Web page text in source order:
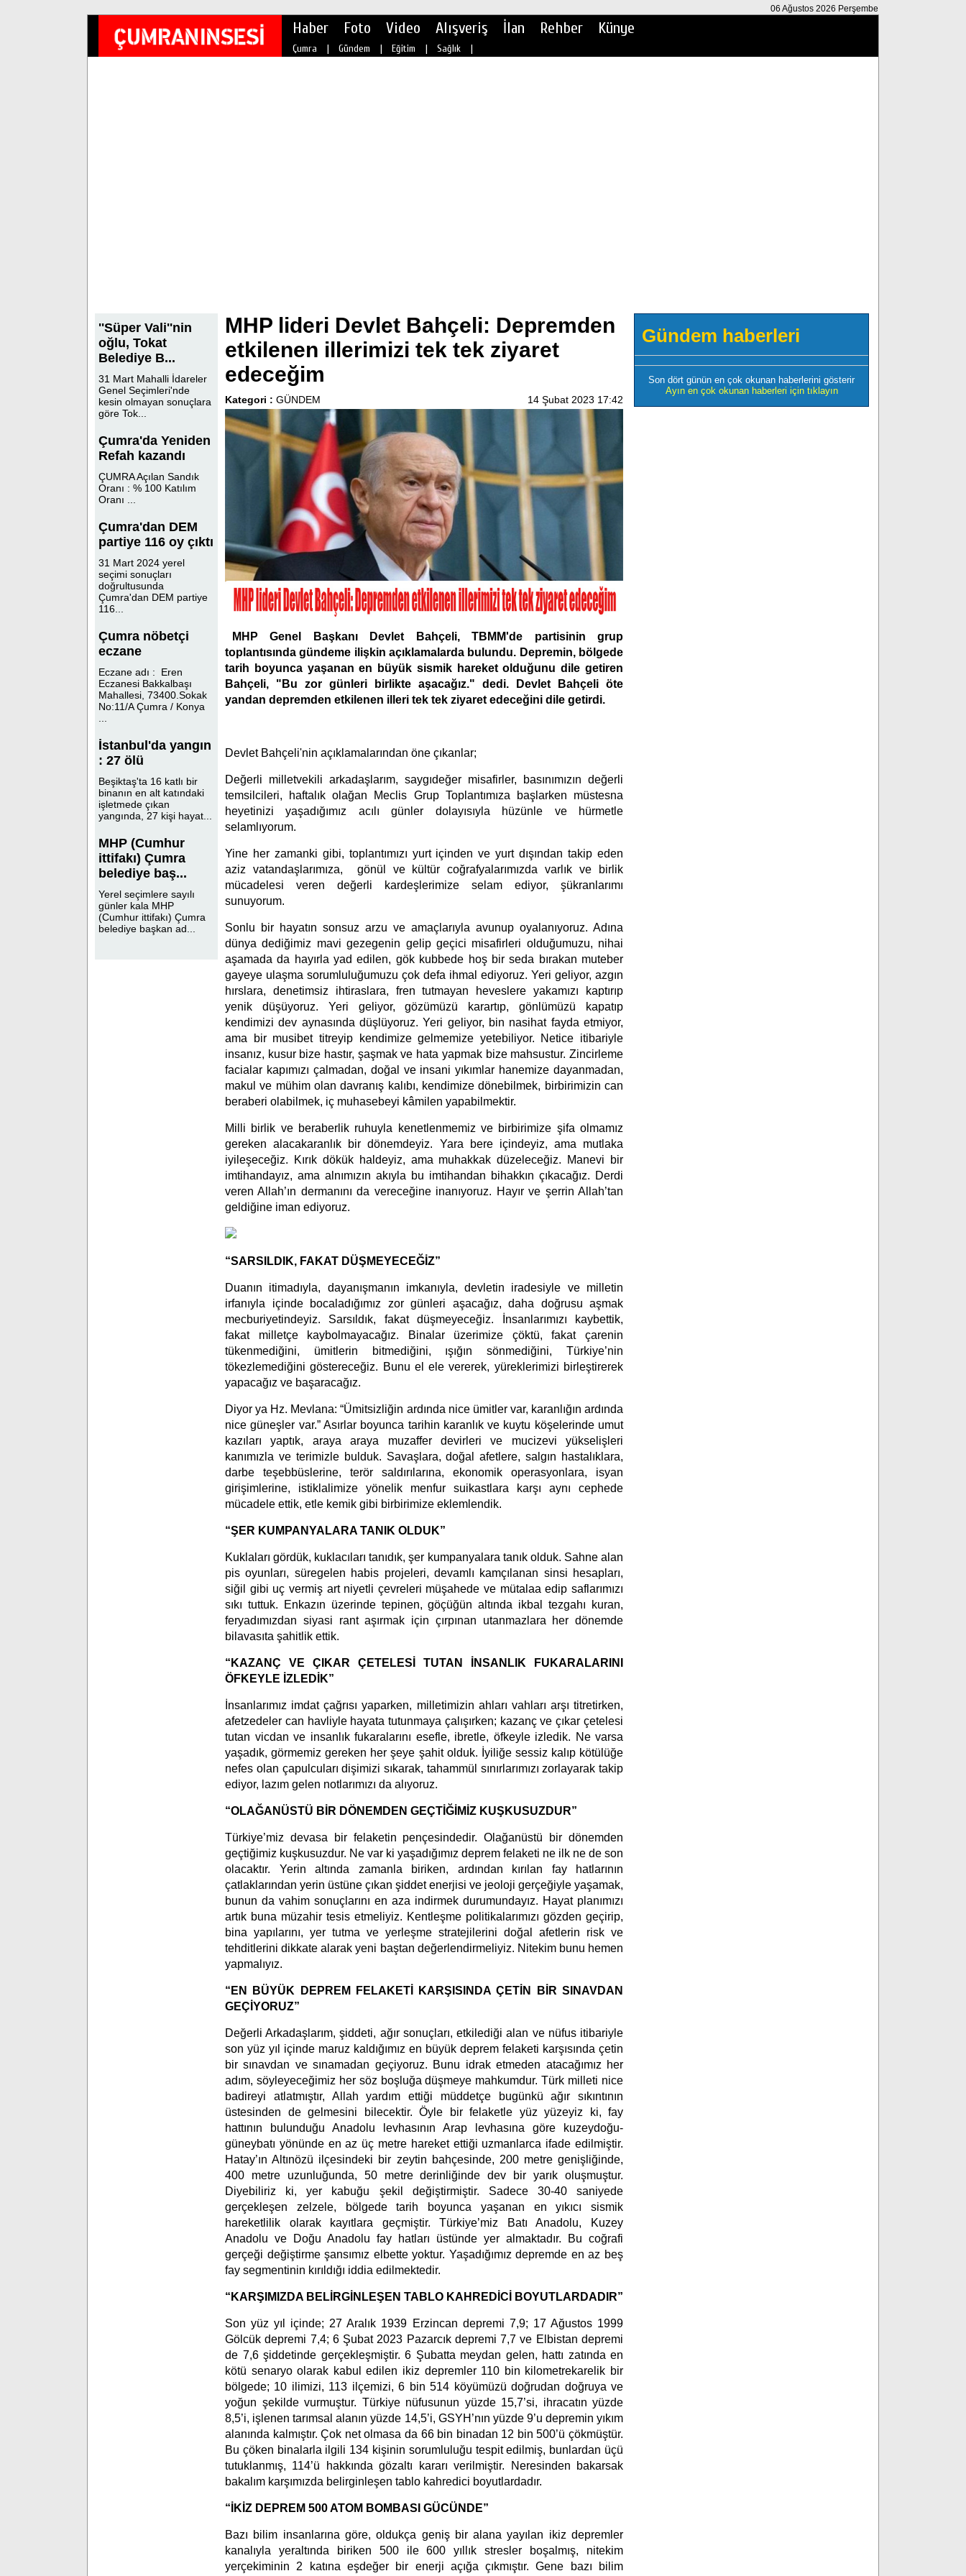
06 Ağustos 2026 Perşembe
Haber Foto Video Alışveriş İlan Rehber Künye
Çumra | Gündem | Eğitim | Sağlık |
''Süper Vali''nin
oğlu, Tokat
Belediye B...
31 Mart Mahalli İdareler
Genel Seçimleri'nde
kesin olmayan sonuçlara
göre Tok...
Çumra'da Yeniden
Refah kazandı
ÇUMRA Açılan Sandık
Oranı : % 100 Katılım
Oranı ...
Çumra'dan DEM
partiye 116 oy çıktı
31 Mart 2024 yerel
seçimi sonuçları
doğrultusunda
Çumra'dan DEM partiye
116...
Çumra nöbetçi
eczane
Eczane adı : Eren
Eczanesi Bakkalbaşı
Mahallesi, 73400.Sokak
No:11/A Çumra / Konya
İstanbul'da yangın
: 27 ölü
Beşiktaş'ta 16 katlı bir
binanın en alt katındaki
işletmede çıkan
yangında, 27 kişi hayat...
MHP (Cumhur
ittifakı) Çumra
belediye baş...
Yerel seçimlere sayılı
günler kala MHP
(Cumhur ittifakı) Çumra
belediye başkan ad...
MHP lideri Devlet Bahçeli: Depremden
etkilenen illerimizi tek tek ziyaret
edeceğim
Kategori : GÜNDEM 14 Şubat 2023 17:42
MHP Genel Başkanı Devlet Bahçeli, TBMM'de partisinin grup
toplantısında gündeme ilişkin açıklamalarda bulundu. Depremin, bölgede
tarih boyunca yaşanan en büyük sismik hareket olduğunu dile getiren
Bahçeli, "Bu zor günleri birlikte aşacağız." dedi. Devlet Bahçeli öte
yandan depremden etkilenen illeri tek tek ziyaret edeceğini dile getirdi.
Devlet Bahçeli'nin açıklamalarından öne çıkanlar;
Değerli milletvekili arkadaşlarım, saygıdeğer misafirler, basınımızın değerli
temsilcileri, haftalık olağan Meclis Grup Toplantımıza başlarken müstesna
heyetinizi yaşadığımız acılı günler dolayısıyla hüzünle ve hürmetle
selamlıyorum.
Yine her zamanki gibi, toplantımızı yurt içinden ve yurt dışından takip eden
aziz vatandaşlarımıza, gönül ve kültür coğrafyalarımızda varlık ve birlik
mücadelesi veren değerli kardeşlerimize selam ediyor, şükranlarımı
sunuyorum.
Sonlu bir hayatın sonsuz arzu ve amaçlarıyla avunup oyalanıyoruz. Adına
dünya dediğimiz mavi gezegenin gelip geçici misafirleri olduğumuzu, nihai
aşamada da hayırla yad edilen, gök kubbede hoş bir seda bırakan muteber
gayeye ulaşma sorumluluğumuzu çok defa ihmal ediyoruz. Yeri geliyor, azgın
hırslara, denetimsiz ihtiraslara, fren tutmayan heveslere yakamızı kaptırıp
yenik düşüyoruz. Yeri geliyor, gözümüzü karartıp, gönlümüzü kapatıp
kendimizi dev aynasında düşlüyoruz. Yeri geliyor, bin nasihat fayda etmiyor,
ama bir musibet titreyip kendimize gelmemize yetebiliyor. Netice itibariyle
insanız, kusur bize hastır, şaşmak ve hata yapmak bize mahsustur. Zincirleme
facialar kapımızı çalmadan, doğal ve insani yıkımlar hanemize dayanmadan,
makul ve mühim olan davranış kalıbı, kendimize dönebilmek, birbirimizin can
beraberi olabilmek, iç muhasebeyi kâmilen yapabilmektir.
Milli birlik ve beraberlik ruhuyla kenetlenmemiz ve birbirimize şifa olmamız
gereken alacakaranlık bir dönemdeyiz. Yara bere içindeyiz, ama mutlaka
iyileşeceğiz. Kırık dökük haldeyiz, ama muhakkak düzeleceğiz. Manevi bir
imtihandayız, ama alnımızın akıyla bu imtihandan bihakkın çıkacağız. Derdi
veren Allah’ın dermanını da vereceğine inanıyoruz. Hayır ve şerrin Allah’tan
geldiğine iman ediyoruz.
“SARSILDIK, FAKAT DÜŞMEYECEĞİZ”
Duanın itimadıyla, dayanışmanın imkanıyla, devletin iradesiyle ve milletin
irfanıyla içinde bocaladığımız zor günleri aşacağız, daha doğrusu aşmak
mecburiyetindeyiz. Sarsıldık, fakat düşmeyeceğiz. İnsanlarımızı kaybettik,
fakat milletçe kaybolmayacağız. Binalar üzerimize çöktü, fakat çarenin
tükenmediğini, ümitlerin bitmediğini, ışığın sönmediğini, Türkiye’nin
tökezlemediğini göstereceğiz. Bunu el ele vererek, yüreklerimizi birleştirerek
yapacağız ve başaracağız.
Diyor ya Hz. Mevlana: “Ümitsizliğin ardında nice ümitler var, karanlığın ardında
nice güneşler var.” Asırlar boyunca tarihin karanlık ve kuytu köşelerinde umut
kazıları yaptık, araya araya muzaffer devirleri ve mucizevi yükselişleri
kanımızla ve terimizle bulduk. Savaşlara, doğal afetlere, salgın hastalıklara,
darbe teşebbüslerine, terör saldırılarına, ekonomik operasyonlara, isyan
girişimlerine, istiklalimize yönelik menfur suikastlara karşı aynı cephede
mücadele ettik, etle kemik gibi birbirimize eklemlendik.
“ŞER KUMPANYALARA TANIK OLDUK”
Kuklaları gördük, kuklacıları tanıdık, şer kumpanyalara tanık olduk. Sahne alan
pis oyunları, süregelen habis projeleri, devamlı kamçılanan sinsi hesapları,
siğil gibi uç vermiş art niyetli çevreleri müşahede ve mütalaa edip saflarımızı
sıkı tuttuk. Enkazın üzerinde tepinen, göçüğün altında ikbal tezgahı kuran,
feryadımızdan siyasi rant aşırmak için çırpınan utanmazlara her dönemde
bilavasıta şahitlik ettik.
“KAZANÇ VE ÇIKAR ÇETELESİ TUTAN İNSANLIK FUKARALARINI
ÖFKEYLE İZLEDİK”
İnsanlarımız imdat çağrısı yaparken, milletimizin ahları vahları arşı titretirken,
afetzedeler can havliyle hayata tutunmaya çalışırken; kazanç ve çıkar çetelesi
tutan vicdan ve insanlık fukaralarını esefle, ibretle, öfkeyle izledik. Ne varsa
yaşadık, görmemiz gereken her şeye şahit olduk. İyiliğe sessiz kalıp kötülüğe
nefes olan çapulcuları dişimizi sıkarak, tahammül sınırlarımızı zorlayarak takip
ediyor, lazım gelen notlarımızı da alıyoruz.
“OLAĞANÜSTÜ BİR DÖNEMDEN GEÇTİĞİMİZ KUŞKUSUZDUR”
Türkiye’miz devasa bir felaketin pençesindedir. Olağanüstü bir dönemden
geçtiğimiz kuşkusuzdur. Ne var ki yaşadığımız deprem felaketi ne ilk ne de son
olacaktır. Yerin altında zamanla biriken, ardından kırılan fay hatlarının
çatlaklarından yerin üstüne çıkan şiddet enerjisi ve jeoloji gerçeğiyle yaşamak,
bunun da vahim sonuçlarını en aza indirmek durumundayız. Hayat planımızı
artık buna müzahir tesis etmeliyiz. Kentleşme politikalarımızı gözden geçirip,
bina yapılarını, yer tutma ve yerleşme stratejilerini doğal afetlerin risk ve
tehditlerini dikkate alarak yeni baştan değerlendirmeliyiz. Nitekim bunu hemen
yapmalıyız.
“EN BÜYÜK DEPREM FELAKETİ KARŞISINDA ÇETİN BİR SINAVDAN
GEÇİYORUZ”
Değerli Arkadaşlarım, şiddeti, ağır sonuçları, etkilediği alan ve nüfus itibariyle
son yüz yıl içinde maruz kaldığımız en büyük deprem felaketi karşısında çetin
bir sınavdan ve sınamadan geçiyoruz. Bunu idrak etmeden atacağımız her
adım, söyleyeceğimiz her söz boşluğa düşmeye mahkumdur. Türk milleti nice
badireyi atlatmıştır, Allah yardım ettiği müddetçe bugünkü ağır sıkıntının
üstesinden de gelmesini bilecektir. Öyle bir felaketle yüz yüzeyiz ki, fay
hattının bulunduğu Anadolu levhasının Arap levhasına göre kuzeydoğu-
güneybatı yönünde en az üç metre hareket ettiği uzmanlarca ifade edilmiştir.
Hatay’ın Altınözü ilçesindeki bir zeytin bahçesinde, 200 metre genişliğinde,
400 metre uzunluğunda, 50 metre derinliğinde dev bir yarık oluşmuştur.
Diyebiliriz ki, yer kabuğu şekil değiştirmiştir. Sadece 30-40 saniyede
gerçekleşen zelzele, bölgede tarih boyunca yaşanan en yıkıcı sismik
hareketlilik olarak kayıtlara geçmiştir. Türkiye’miz Batı Anadolu, Kuzey
Anadolu ve Doğu Anadolu fay hatları üstünde yer almaktadır. Bu coğrafi
gerçeği değiştirme şansımız elbette yoktur. Yaşadığımız depremde en az beş
fay segmentinin kırıldığı iddia edilmektedir.
“KARŞIMIZDA BELİRGİNLEŞEN TABLO KAHREDİCİ BOYUTLARDADIR”
Son yüz yıl içinde; 27 Aralık 1939 Erzincan depremi 7,9; 17 Ağustos 1999
Gölcük depremi 7,4; 6 Şubat 2023 Pazarcık depremi 7,7 ve Elbistan depremi
de 7,6 şiddetinde gerçekleşmiştir. 6 Şubatta meydan gelen, hattı zatında en
kötü senaryo olarak kabul edilen ikiz depremler 110 bin kilometrekarelik bir
bölgede; 10 ilimizi, 113 ilçemizi, 6 bin 514 köyümüzü doğrudan doğruya ve
yoğun şekilde vurmuştur. Türkiye nüfusunun yüzde 15,7’si, ihracatın yüzde
8,5’i, işlenen tarımsal alanın yüzde 14,5’i, GSYH’nın yüzde 9’u depremin yıkım
alanında kalmıştır. Çok net olmasa da 66 bin binadan 12 bin 500’ü çökmüştür.
Bu çöken binalarla ilgili 134 kişinin sorumluluğu tespit edilmiş, bunlardan üçü
tutuklanmış, 114’ü hakkında gözaltı kararı verilmiştir. Neresinden bakarsak
bakalım karşımızda belirginleşen tablo kahredici boyutlardadır.
“İKİZ DEPREM 500 ATOM BOMBASI GÜCÜNDE”
Bazı bilim insanlarına göre, oldukça geniş bir alana yayılan ikiz depremler
kanalıyla yeraltında biriken 500 ile 600 yıllık stresler boşalmış, nitekim
yerçekiminin 2 katına eşdeğer bir enerji açığa çıkmıştır. Gene bazı bilim
Gündem haberleri
Son dört günün en çok okunan haberlerini gösterir
Ayın en çok okunan haberleri için tıklayın